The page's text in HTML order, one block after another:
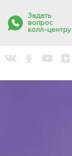
Задать
вопрос
колл-центру